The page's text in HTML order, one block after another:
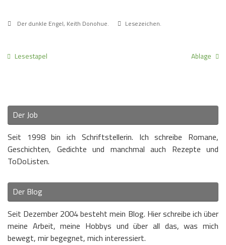
Der dunkle Engel, Keith Donohue. Lesezeichen.
Lesestapel Ablage
Der Job
Seit 1998 bin ich Schriftstellerin. Ich schreibe Romane,
Geschichten, Gedichte und manchmal auch Rezepte und
ToDoListen.
Der Blog
Seit Dezember 2004 besteht mein Blog. Hier schreibe ich über
meine Arbeit, meine Hobbys und über all das, was mich
bewegt, mir begegnet, mich interessiert.